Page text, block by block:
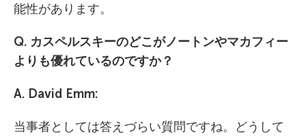
能性があります。
Q. カスペルスキーのどこがノートンやマカフィー
よりも優れているのですか？
A. David Emm:
当事者としては答えづらい質問ですね。どうして